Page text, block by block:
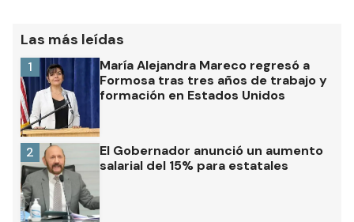
Las más leídas
María Alejandra Mareco regresó a
Formosa tras tres años de trabajo y
formación en Estados Unidos
1
El Gobernador anunció un aumento
salarial del 15% para estatales
2